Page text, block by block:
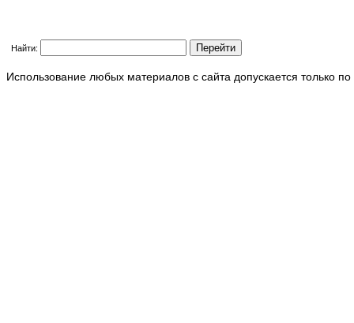
Найти:
Использование любых материалов с сайта допускается только